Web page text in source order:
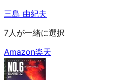
三島 由紀夫
7人が一緒に選択
Amazon楽天